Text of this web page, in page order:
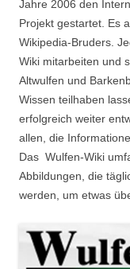
Jahre 2006 den
Projekt gestartet. Es
Wikipedia-Bruders.
Wiki mitarbeiten und
Altwulfen und
Wissen teilhaben
erfolgreich weiter
allen, die
Das Wulfen-Wiki
Abbildungen, die
werden, um etwas